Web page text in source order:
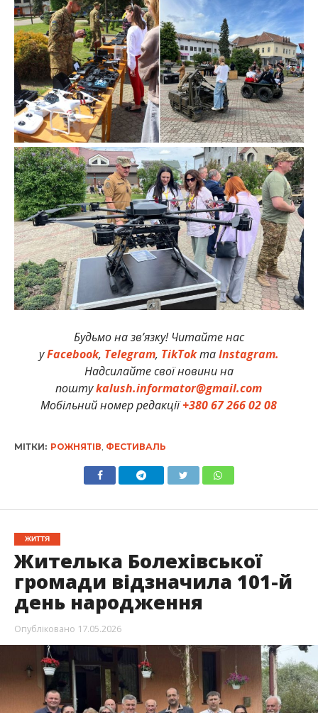
Будьмо на зв’язку! Читайте нас
уFacebook, Telegram, TikTokтаInstagram.
Надсилайте свої новини на
поштуkalush.informator@gmail.com
Мобільний номер редакції+380 67 266 02 08
МІТКИ: РОЖНЯТІВ ФЕСТИВАЛЬ
ЖИТТЯ
Жителька Болехівської
громади відзначила 101-й
день народження
Опубліковано 17.05.2026